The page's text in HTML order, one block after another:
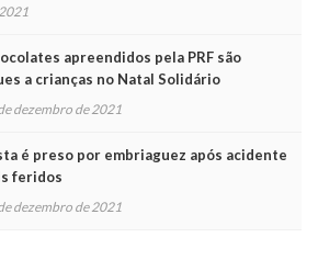
apreendidos pela PRF são
a crianças no Natal Solidário
dezembro de 2021
é preso por embriaguez após acidente
feridos
dezembro de 2021